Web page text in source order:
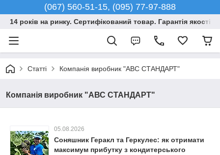
(067) 560-51-15, (095) 77-97-888
14 років на ринку. Сертифікований товар. Гарантія якості
Статті Компанія виробник "АВС СТАНДАРТ"
Компанія виробник "АВС СТАНДАРТ"
05.08.2026
Соняшник Геракл та Геркулес: як отримати
максимум прибутку з кондитерського